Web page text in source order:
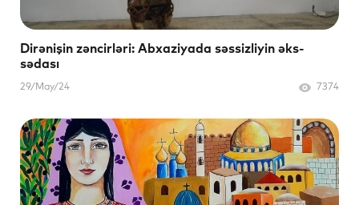
Dirənişin zəncirləri: Abxaziyada səssizliyin əks-
sədası
29/May/24 7374